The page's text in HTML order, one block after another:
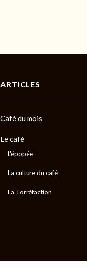
ARTICLES
Café du mois
Le café
L'épopée
La culture du café
La Torréfaction